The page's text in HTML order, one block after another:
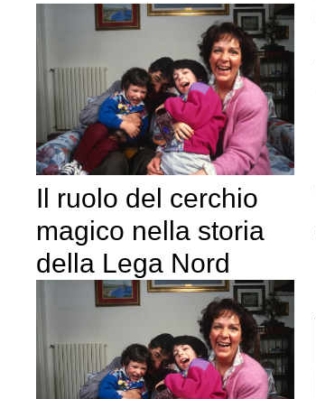
Il ruolo del cerchio
magico nella storia
della Lega Nord